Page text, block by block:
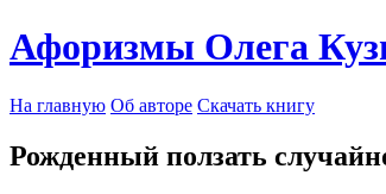
Афоризмы Олега
На главную Об авторе Скачать книгу
Рожденный ползать